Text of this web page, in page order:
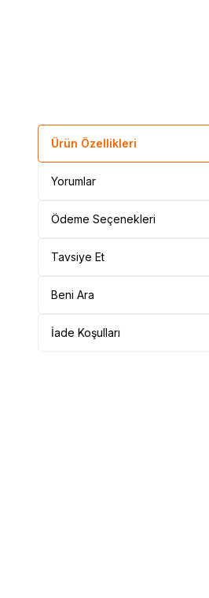
Ürün Özellikleri
Yorumlar
Ödeme Seçenekleri
Tavsiye Et
Beni Ara
İade Koşulları